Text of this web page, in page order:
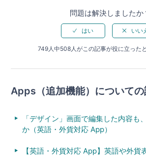
問題は解決しましたか
749人中508人がこの記事が役に立った
Apps（追加機能）について
「デザイン」画面で編集した内容も
か（英語・外貨対応 App）
【英語・外貨対応 App】英語や外貨